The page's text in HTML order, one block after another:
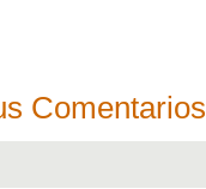
Comentarios